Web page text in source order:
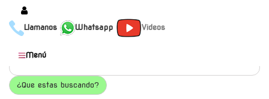
Llamanos Whatsapp Videos
Productos
Populares
Categorías
Menú
¿Que estas buscando?